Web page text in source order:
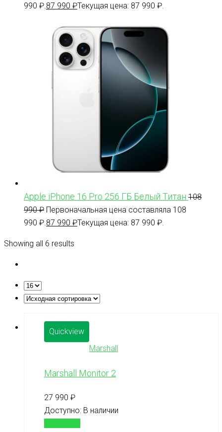
990 ₽. 87 990 ₽Текущая цена: 87 990 ₽.
Apple iPhone 16 Pro 256 ГБ Белый Титан 108
990₽ Первоначальная цена составляла 108
990 ₽. 87 990 ₽Текущая цена: 87 990 ₽.
Showing all 6 results
Quickview
Marshall
Marshall Monitor 2
27 990 ₽
Доступно: В наличии